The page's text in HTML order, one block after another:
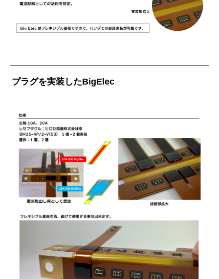
プラグを実装したBigElec